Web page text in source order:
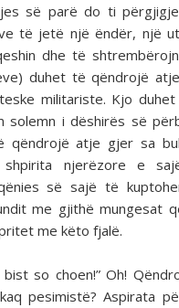
së parë do ti
të jetë një ëndër, një
dhe të
duhet të qëndrojë
militariste. Kjo
solemn i dëshirës së
qëndrojë atje gjer sa
njerëzore e
së sajë të
me gjithë mungesat
me këto fjalë.
bist so choen!” Oh!
pesimistë? Aspirata